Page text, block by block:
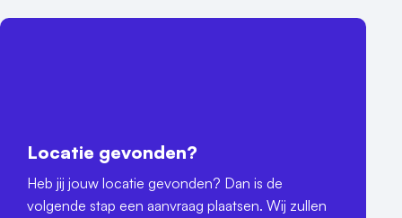
Locatie gevonden?
Heb jij jouw locatie gevonden? Dan is de
volgende stap een aanvraag plaatsen. Wij zullen